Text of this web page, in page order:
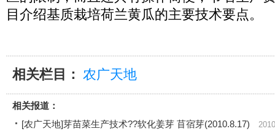
目介绍基质栽培荷兰黄瓜的主要技术要点。
相关栏目： 农广天地
相关报道：
[农广天地]芽苗菜生产技术??软化姜芽 苜宿芽(2010.8.17)